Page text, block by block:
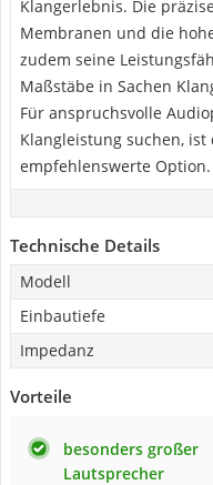
Klangerlebnis. Die
Membranen und die
zudem seine
Maßstäbe in Sachen
Für anspruchsvolle
Klangleistung suchen,
empfehlenswerte Option.
Technische Details
Modell
Einbautiefe
Impedanz
Vorteile
besonders großer
Lautsprecher